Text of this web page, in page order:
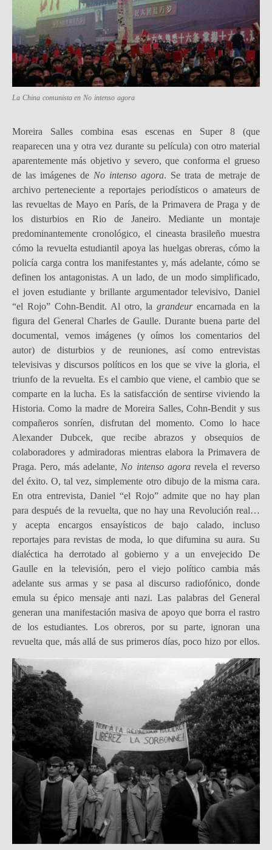
La China comunista en No intenso agora
Moreira Salles combina esas escenas en Super 8 (que
reaparecen una y otra vez durante su película) con otro material
aparentemente más objetivo y severo, que conforma el grueso
de las imágenes de No intenso agora. Se trata de metraje de
archivo perteneciente a reportajes periodísticos o amateurs de
las revueltas de Mayo en París, de la Primavera de Praga y de
los disturbios en Rio de Janeiro. Mediante un montaje
predominantemente cronológico, el cineasta brasileño muestra
cómo la revuelta estudiantil apoya las huelgas obreras, cómo la
policía carga contra los manifestantes y, más adelante, cómo se
definen los antagonistas. A un lado, de un modo simplificado,
el joven estudiante y brillante argumentador televisivo, Daniel
“el Rojo” Cohn-Bendit. Al otro, lagrandeurencarnada en la
figura del General Charles de Gaulle. Durante buena parte del
documental, vemos imágenes (y oímos los comentarios del
autor) de disturbios y de reuniones, así como entrevistas
televisivas y discursos políticos en los que se vive la gloria, el
triunfo de la revuelta. Es el cambio que viene, el cambio que se
comparte en la lucha. Es la satisfacción de sentirse viviendo la
Historia. Como la madre de Moreira Salles, Cohn-Bendit y sus
compañeros sonríen, disfrutan del momento. Como lo hace
Alexander Dubcek, que recibe abrazos y obsequios de
colaboradores y admiradoras mientras elabora la Primavera de
Praga. Pero, más adelante, No intenso agora revela el reverso
del éxito. O, tal vez, simplemente otro dibujo de la misma cara.
En otra entrevista, Daniel “el Rojo” admite que no hay plan
para después de la revuelta, que no hay una Revolución real…
y acepta encargos ensayísticos de bajo calado, incluso
reportajes para revistas de moda, lo que difumina su aura. Su
dialéctica ha derrotado al gobierno y a un envejecido De
Gaulle en la televisión, pero el viejo político cambia más
adelante sus armas y se pasa al discurso radiofónico, donde
emula su épico mensaje anti nazi. Las palabras del General
generan una manifestación masiva de apoyo que borra el rastro
de los estudiantes. Los obreros, por su parte, ignoran una
revuelta que, más allá de sus primeros días, poco hizo por ellos.